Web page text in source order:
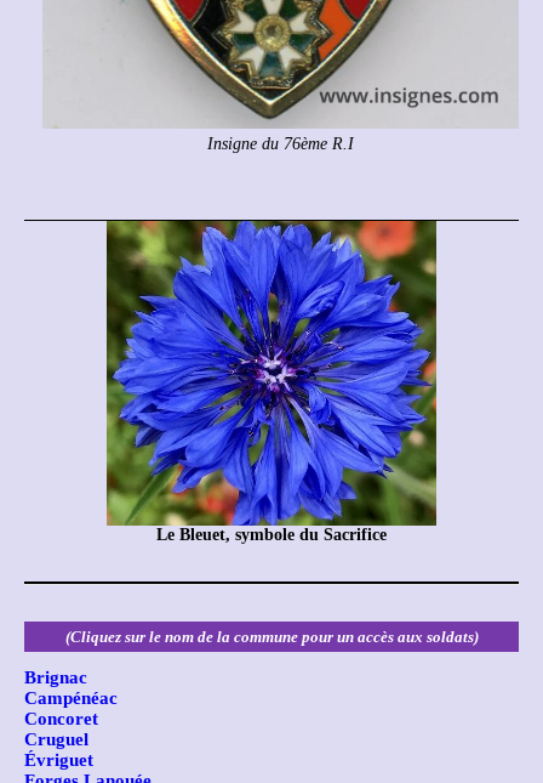
Insigne du 76ème R.I
Le Bleuet, symbole du Sacrifice
(Cliquez sur le nom de la commune pour un accès aux soldats)
Brignac
Campénéac
Concoret
Cruguel
Évriguet